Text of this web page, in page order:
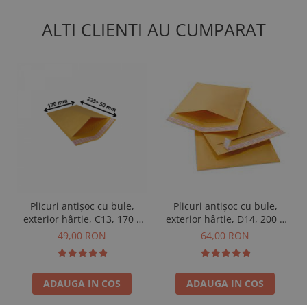
ALTI CLIENTI AU CUMPARAT
Plicuri antișoc cu bule,
exterior hârtie, C13, 170 x
225 + 50 mm, 100 buc
49,00 RON
ADAUGA IN COS
Plicuri antișoc cu bule,
exterior hârtie, D14, 200 x
275 + 50 mm, 100 buc
64,00 RON
ADAUGA IN COS